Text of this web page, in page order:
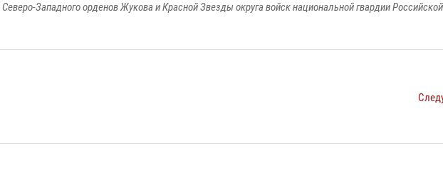
Западного орденов Жукова и Красной Звезды округа войск национальной гвардии